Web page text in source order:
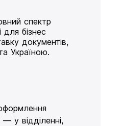
спектр
для бізнес
документів,
Україною.
у відділенні,